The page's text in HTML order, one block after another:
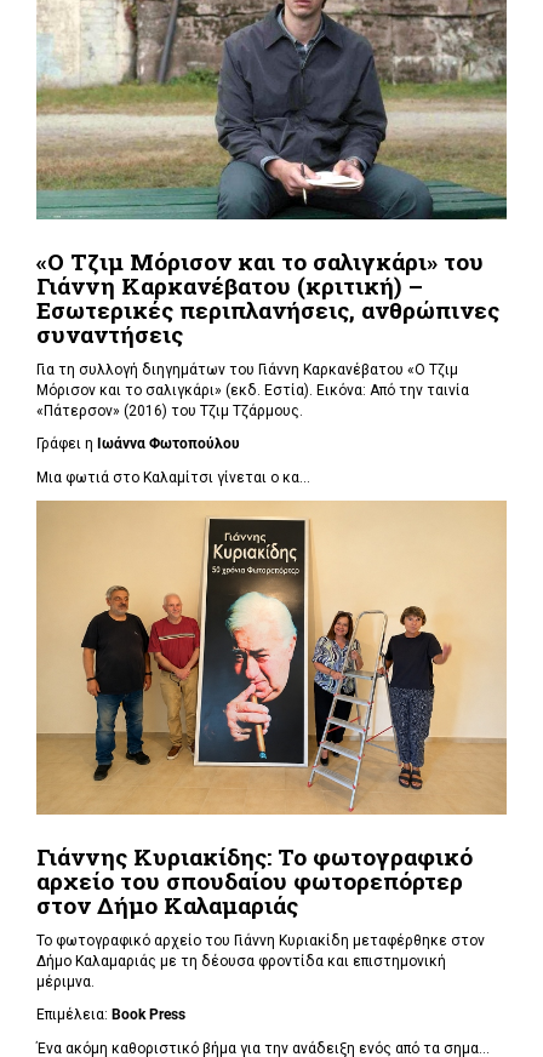
«Ο Τζιμ Μόρισον και το σαλιγκάρι» του
Γιάννη Καρκανέβατου (κριτική) –
Εσωτερικές περιπλανήσεις, ανθρώπινες
συναντήσεις
Για τη συλλογή διηγημάτων του Γιάννη Καρκανέβατου «Ο Τζιμ
Μόρισον και το σαλιγκάρι» (εκδ. Εστία). Εικόνα: Από την ταινία
«Πάτερσον» (2016) του Τζιμ Τζάρμους.
Γράφει η Ιωάννα Φωτοπούλου
Μια φωτιά στο Καλαμίτσι γίνεται ο κα...
Γιάννης Κυριακίδης: Το φωτογραφικό
αρχείο του σπουδαίου φωτορεπόρτερ
στον Δήμο Καλαμαριάς
Το φωτογραφικό αρχείο του Γιάννη Κυριακίδη μεταφέρθηκε στον
Δήμο Καλαμαριάς με τη δέουσα φροντίδα και επιστημονική
μέριμνα.
Επιμέλεια: Book Press
Ένα ακόμη καθοριστικό βήμα για την ανάδειξη ενός από τα σημα...